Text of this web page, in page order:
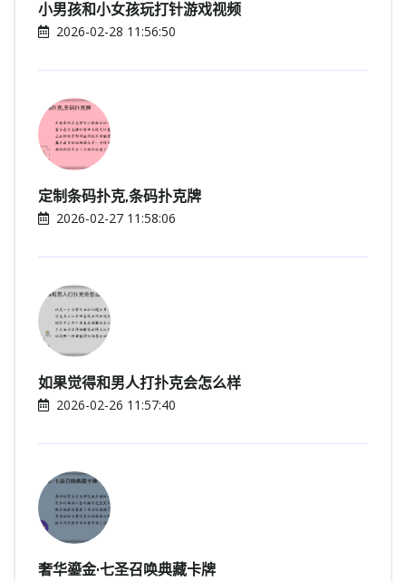
小男孩和小女孩玩打针游戏视频
2026-02-28 11:56:50
定制条码扑克,条码扑克牌
2026-02-27 11:58:06
如果觉得和男人打扑克会怎么样
2026-02-26 11:57:40
奢华鎏金·七圣召唤典藏卡牌